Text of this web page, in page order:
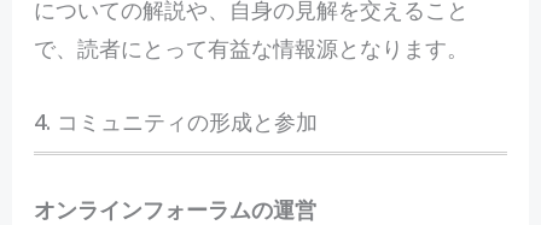
についての解説や、自身の見解を交えること
で、読者にとって有益な情報源となります。
4. コミュニティの形成と参加
オンラインフォーラムの運営